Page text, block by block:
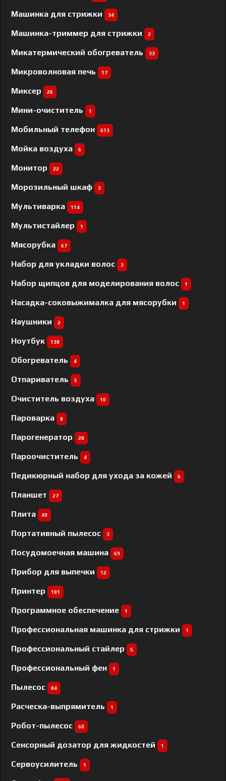
Машинка для стрижки 34
Машинка-триммер для стрижки 2
Микатермический обогреватель 33
Микроволновая печь 17
Миксер 26
Мини-очиститель 1
Мобильный телефон 613
Мойка воздуха 6
Монитор 22
Морозильный шкаф 3
Мультиварка 114
Мультистайлер 1
Мясорубка 67
Набор для укладки волос 3
Набор щипцов для моделирования волос 1
Насадка-соковыжималка для мясорубки 1
Наушники 2
Ноутбук 138
Обогреватель 4
Отпариватель 5
Очиститель воздуха 10
Пароварка 8
Парогенератор 28
Пароочиститель 4
Педикюрный набор для ухода за кожей 6
Планшет 27
Плита 49
Портативный пылесос 3
Посудомоечная машина 69
Прибор для выпечки 12
Принтер 181
Программное обеспечение 1
Профессиональная машинка для стрижки 1
Профессиональный cтайлер 5
Профессиональный фен 1
Пылесос 84
Расческа-выпрямитель 1
Робот-пылесос 60
Сенсорный дозатор для жидкостей 1
Сервоусилитель 1